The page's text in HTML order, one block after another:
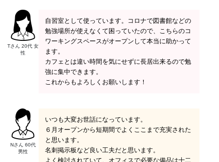
Tさん 20代 女
性
自習室として使っています。コロナで図書館などの
勉強場所が使えなくて困っていたので、こちらのコ
ワーキングスペースがオープンして本当に助かって
ます。
カフェとは違い時間を気にせずに長居出来るので勉
強に集中できます。
これからもよろしくお願いします！
Nさん 60代
男性
いつも大変お世話になっています。
６月オープンから短期間でよくここまで充実された
と思います。
名刺掲示板など良い工夫だと思います。
よく検討されていて、オフィスで必要な備品は十二